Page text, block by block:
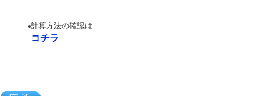
計算方法の確認は
コチラ